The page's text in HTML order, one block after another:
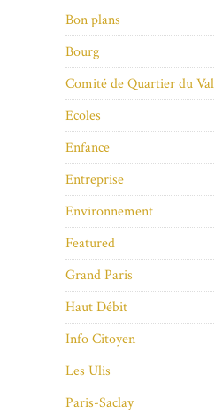
Bon plans
Bourg
Comité de Quartier du Val
Ecoles
Enfance
Entreprise
Environnement
Featured
Grand Paris
Haut Débit
Info Citoyen
Les Ulis
Paris-Saclay